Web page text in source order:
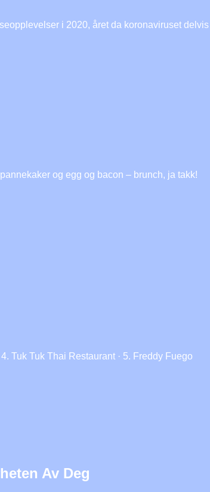
i 2020, året da koronaviruset delvis
og egg og bacon – brunch, ja takk!
Tuk Tuk Thai Restaurant · 5. Freddy Fuego
Av Deg